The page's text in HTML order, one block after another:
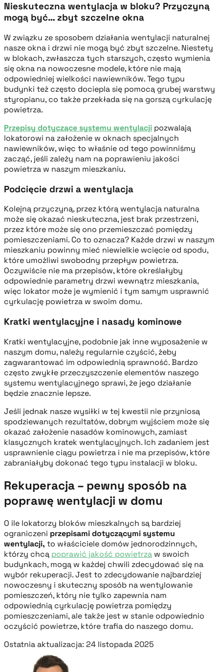
Nieskuteczna wentylacja w bloku? Przyczyną
mogą być… zbyt szczelne okna
W związku ze sposobem działania wentylacji naturalnej
nasze okna i drzwi nie mogą być zbyt szczelne. Niestety
w blokach, zwłaszcza tych starszych, często wymienia
się okna na nowoczesne modele, które nie mają
odpowiedniej wielkości nawiewników. Tego typu
budynki też często dociepla się pomocą grubej warstwy
styropianu, co także przekłada się na gorszą cyrkulację
powietrza.
Przepisy dotyczące systemu wentylacji pozwalają
lokatorowi na założenie w oknach specjalnych
nawiewników, więc to właśnie od tego powinniśmy
zacząć, jeśli zależy nam na poprawieniu jakości
powietrza w naszym mieszkaniu.
Podcięcie drzwi a wentylacja
Kolejną przyczyną, przez którą wentylacja naturalna
może się okazać nieskuteczna, jest brak przestrzeni,
przez które może się ono przemieszczać pomiędzy
pomieszczeniami. Co to oznacza? Każde drzwi w naszym
mieszkaniu powinny mieć niewielkie wcięcie od spodu,
które umożliwi swobodny przepływ powietrza.
Oczywiście nie ma przepisów, które określałyby
odpowiednie parametry drzwi wewnątrz mieszkania,
więc lokator może je wymienić i tym samym usprawnić
cyrkulację powietrza w swoim domu.
Kratki wentylacyjne i nasady kominowe
Kratki wentylacyjne, podobnie jak inne wyposażenie w
naszym domu, należy regularnie czyścić, żeby
zagwarantować im odpowiednią sprawność. Bardzo
często zwykłe przeczyszczenie elementów naszego
systemu wentylacyjnego sprawi, że jego działanie
będzie znacznie lepsze.
Jeśli jednak nasze wysiłki w tej kwestii nie przyniosą
spodziewanych rezultatów, dobrym wyjściem może się
okazać założenie nasadów kominowych, zamiast
klasycznych kratek wentylacyjnych. Ich zadaniem jest
usprawnienie ciągu powietrza i nie ma przepisów, które
zabraniałyby dokonać tego typu instalacji w bloku.
Rekuperacja – pewny sposób na
poprawę wentylacji w domu
O ile lokatorzy bloków mieszkalnych są bardziej
ograniczeni przepisami dotyczącymi systemu
wentylacji, to właściciele domów jednorodzinnych,
którzy chcą poprawić jakość powietrza w swoich
budynkach, mogą w każdej chwili zdecydować się na
wybór rekuperacji. Jest to zdecydowanie najbardziej
nowoczesny i skuteczny sposób na wentylowanie
pomieszczeń, który nie tylko zapewnia nam
odpowiednią cyrkulację powietrza pomiędzy
pomieszczeniami, ale także jest w stanie odpowiednio
oczyścić powietrze, które trafia do naszego domu.
Ostatnia aktualizacja: 24 listopada 2025